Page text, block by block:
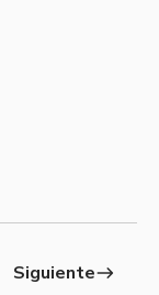
Siguienteeast